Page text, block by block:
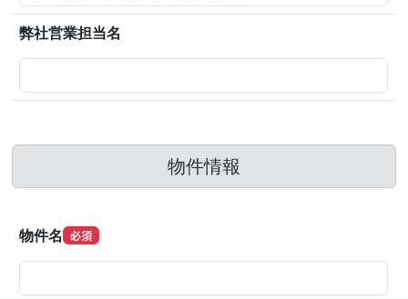
弊社営業担当名
物件情報
物件名 必須